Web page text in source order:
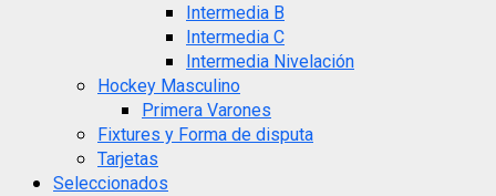
Intermedia B
Intermedia C
Intermedia Nivelación
Hockey Masculino
Primera Varones
Fixtures y Forma de disputa
Tarjetas
Seleccionados